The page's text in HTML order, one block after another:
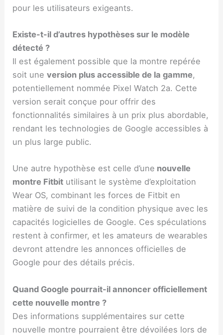
pour les utilisateurs exigeants.
Existe-t-il d’autres hypothèses sur le modèle
détecté ?
Il est également possible que la montre repérée
soit uneversion plus accessible de la gamme,
potentiellement nommée Pixel Watch 2a. Cette
version serait conçue pour offrir des
fonctionnalités similaires à un prix plus abordable,
rendant les technologies de Google accessibles à
un plus large public.
Une autre hypothèse est celle d’une nouvelle
montre Fitbit utilisant le système d’exploitation
Wear OS, combinant les forces de Fitbit en
matière de suivi de la condition physique avec les
capacités logicielles de Google. Ces spéculations
restent à confirmer, et les amateurs de wearables
devront attendre les annonces officielles de
Google pour des détails précis.
Quand Google pourrait-il annoncer officiellement
cette nouvelle montre ?
Des informations supplémentaires sur cette
nouvelle montre pourraient être dévoilées lors de